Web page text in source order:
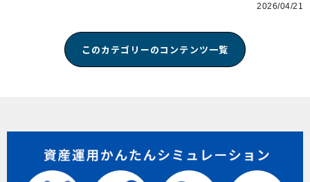
2026/04/21
このカテゴリーのコンテンツ一覧